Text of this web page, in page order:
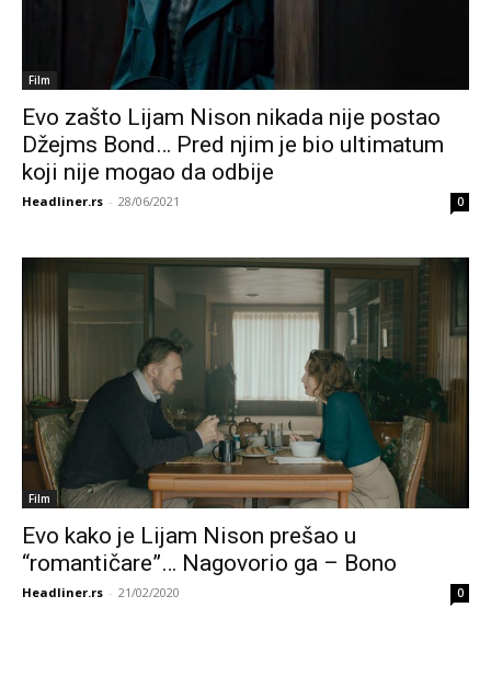
Film
Evo zašto Lijam Nison nikada nije postao
Džejms Bond… Pred njim je bio ultimatum
koji nije mogao da odbije
Headliner.rs - 28/06/2021 0
Film
Evo kako je Lijam Nison prešao u
“romantičare”… Nagovorio ga – Bono
Headliner.rs - 21/02/2020 0